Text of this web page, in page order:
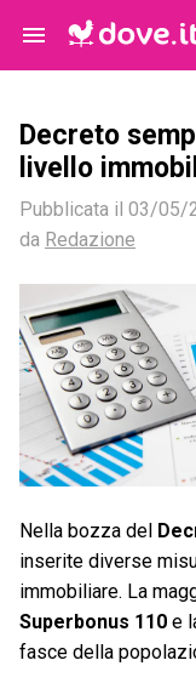
Decreto
livello
Pubblicata il 03/05/
da Redazione
Nella bozza del
inserite diverse
immobiliare. La
Superbonus 110 e
fasce della